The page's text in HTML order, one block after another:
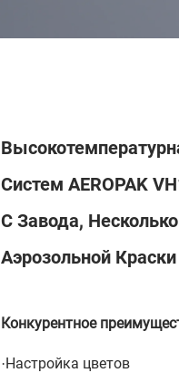
Систем AEROPAK
С Завода,
Аэрозольной Краски
Конкурентное
·Настройка цветов